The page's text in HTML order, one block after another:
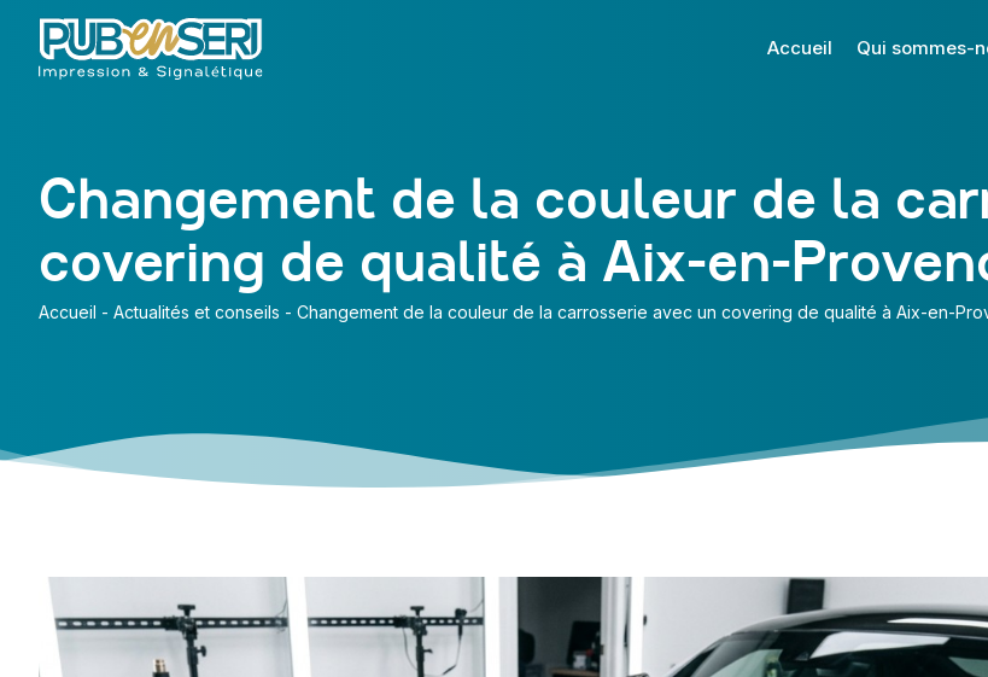
Accueil Qui sommes-
Changement de la couleur de la
covering de qualité à Aix-en-
Accueil - Actualités et conseils - Changement de la couleur de la carrosserie avec un covering de qualité à Aix-en-